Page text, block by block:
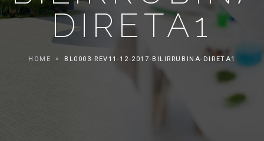
DIRETA1
HOME BL0003-REV11-12-2017-BILIRRUBINA-DIRETA1